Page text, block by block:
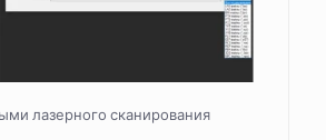
лазерного сканирования